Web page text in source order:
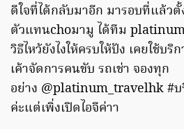
ดีใจที่ได้กลับมาอีก มารอบที่แล้ว
ตัวแทนchoมามู ได้ทีม
วิธีไหว้ยังไงให้ครบให้ปัง เคยใช้บ
เค้าจัดการคนขับ รถเช่า จองทุก
อย่าง @platinum_travelhk #
ค่ะแต่เพิ่งเปิดไอจีค่าา